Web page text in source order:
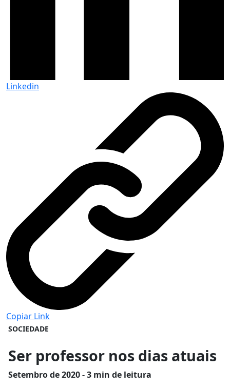
Linkedin
Copiar Link
SOCIEDADE
Ser professor nos dias atuais
Setembrode 2020 - 3 min de leitura